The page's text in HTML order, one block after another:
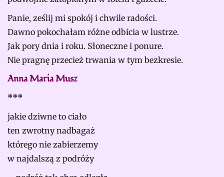
Panie, ześlij mi spokój i chwile radości.
Dawno pokochałam różne odbicia w lustrze.
Jak pory dnia i roku. Słoneczne i ponure.
Nie pragnę przecież trwania w tym bezkresie.
Anna Maria Musz
***
jakie dziwne to ciało
ten zwrotny nadbagaż
którego nie zabierzemy
w najdalszą z podróży